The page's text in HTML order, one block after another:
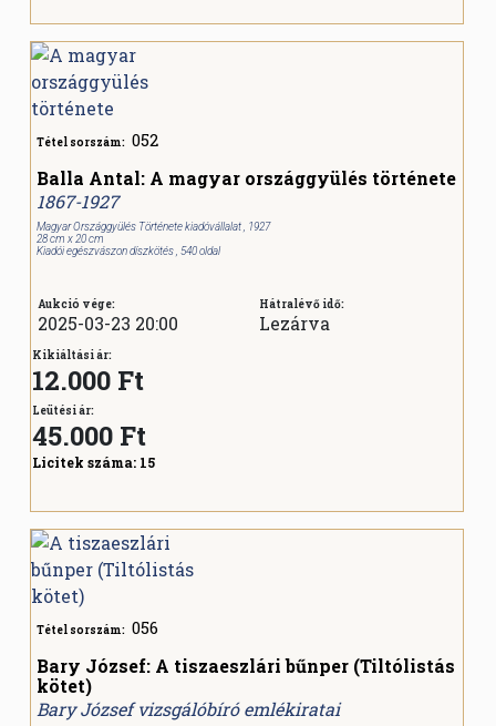
Tétel sorszám: 052
Balla Antal: A magyar országgyülés története
1867-1927
Magyar Országgyülés Története kiadóvállalat , 1927
28 cm x 20 cm
Kiadói egészvászon díszkötés , 540 oldal
Aukció vége:
2025-03-23 20:00
Hátralévő idő:
Lezárva
Kikiáltási ár:
12.000 Ft
Leütési ár:
45.000 Ft
Licitek száma: 15
Tétel sorszám: 056
Bary József: A tiszaeszlári bűnper (Tiltólistás
kötet)
Bary József vizsgálóbíró emlékiratai